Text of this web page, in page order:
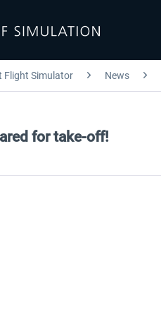
Flight Simulator News
for take-off!